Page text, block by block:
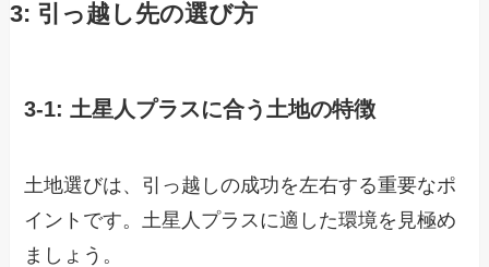
3: 引っ越し先の選び方
3-1: 土星人プラスに合う土地の特徴
土地選びは、引っ越しの成功を左右する重要なポ
イントです。土星人プラスに適した環境を見極め
ましょう。